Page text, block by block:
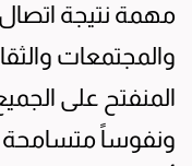
مهمة نتيجة
والمجتمعات
المنفتح على
ونفوساً متسامحة